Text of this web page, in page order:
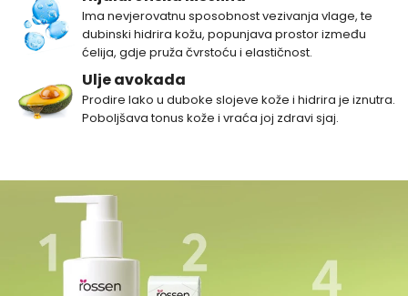
Ima nevjerovatnu sposobnost vezivanja vlage, te
dubinski hidrira kožu, popunjava prostor između
ćelija, gdje pruža čvrstoću i elastičnost.
Ulje avokada
Prodire lako u duboke slojeve kože i hidrira je iznutra.
Poboljšava tonus kože i vraća joj zdravi sjaj.